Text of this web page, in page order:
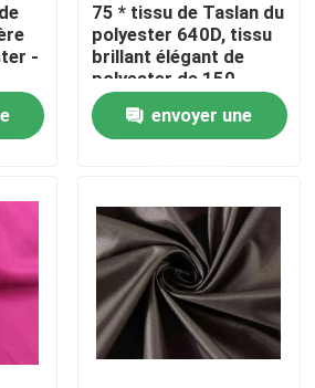
polyester
taffetas
-
75 * tissu de Taslan du
polyester 640D, tissu
brillant élégant de
polyester de 150
GM/M
envoyer une